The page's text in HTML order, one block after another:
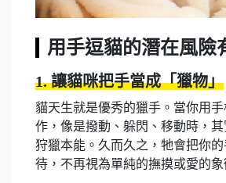
用手逗貓的潛在風險
1. 讓貓咪把手當成「獵物」
貓天生就是優秀的獵手。當你用
作，像是撥動、躲閃、移動時，
狩獵本能。久而久之，牠會把你
待，不再視為單純的撫摸或愛的象